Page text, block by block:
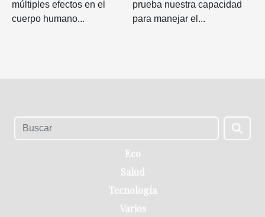
múltiples efectos en el
cuerpo humano...
prueba nuestra capacidad
para manejar el...
Eco
Salud
Tecnología
Varios